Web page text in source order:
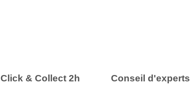
Click & Collect 2h Conseil d'experts